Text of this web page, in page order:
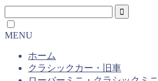
MENU
ホーム
クラシックカー・旧車